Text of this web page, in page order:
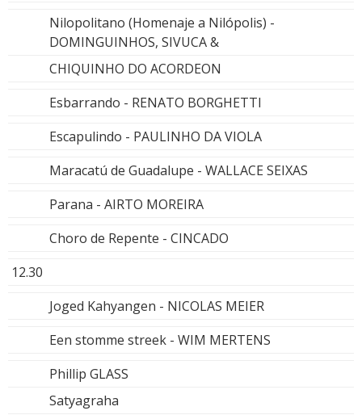
Nilopolitano (Homenaje a Nilópolis) -
DOMINGUINHOS, SIVUCA &
CHIQUINHO DO ACORDEON
Esbarrando - RENATO BORGHETTI
Escapulindo - PAULINHO DA VIOLA
Maracatú de Guadalupe - WALLACE SEIXAS
Parana - AIRTO MOREIRA
Choro de Repente - CINCADO
12.30
Joged Kahyangen - NICOLAS MEIER
Een stomme streek - WIM MERTENS
Phillip GLASS
Satyagraha